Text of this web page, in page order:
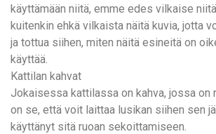
käyttämään niitä, emme edes vilkaise
kuitenkin ehkä vilkaista näitä kuvia, jotta
ja tottua siihen, miten näitä esineitä on
käyttää.
Kattilan kahvat
Jokaisessa kattilassa on kahva, jossa on
on se, että voit laittaa lusikan siihen sen
käyttänyt sitä ruoan sekoittamiseen.